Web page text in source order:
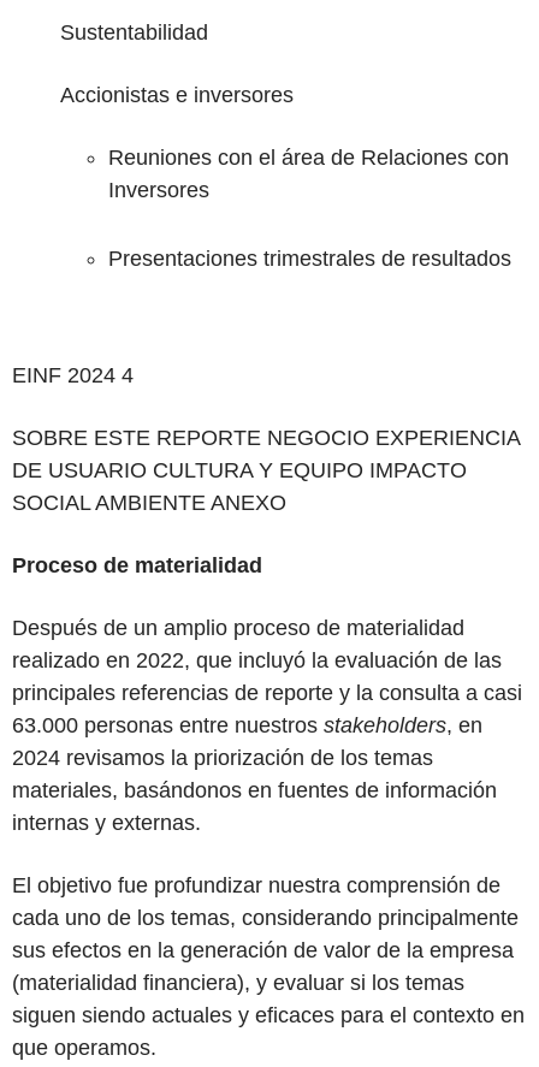
Sustentabilidad
Accionistas e inversores
Reuniones con el área de Relaciones con
Inversores
Presentaciones trimestrales de resultados
EINF 2024 4
SOBRE ESTE REPORTE NEGOCIO EXPERIENCIA
DE USUARIO CULTURA Y EQUIPO IMPACTO
SOCIAL AMBIENTE ANEXO
Proceso de materialidad
Después de un amplio proceso de materialidad
realizado en 2022, que incluyó la evaluación de las
principales referencias de reporte y la consulta a casi
63.000 personas entre nuestros stakeholders, en
2024 revisamos la priorización de los temas
materiales, basándonos en fuentes de información
internas y externas.
El objetivo fue profundizar nuestra comprensión de
cada uno de los temas, considerando principalmente
sus efectos en la generación de valor de la empresa
(materialidad financiera), y evaluar si los temas
siguen siendo actuales y eficaces para el contexto en
que operamos.